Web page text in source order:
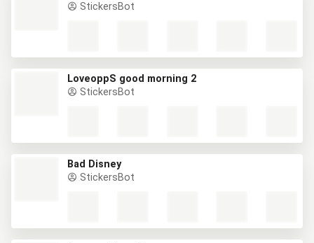
StickersBot
LoveoppS good morning 2
StickersBot
Bad Disney
StickersBot